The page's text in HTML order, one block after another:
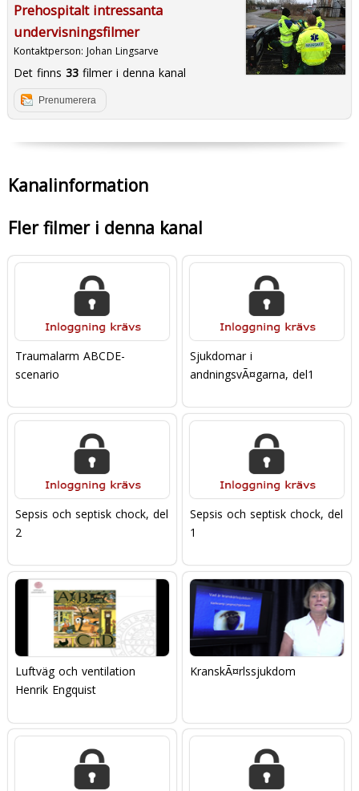
Prehospitalt intressanta
undervisningsfilmer
Kontaktperson: Johan Lingsarve
Det finns 33filmer i denna kanal
Prenumerera
Kanalinformation
Fler filmer i denna kanal
Traumalarm ABCDE-
scenario
Sjukdomar i
andningsvÃ¤garna, del1
Sepsis och septisk chock, del
2
Sepsis och septisk chock, del
1
Luftväg och ventilation
Henrik Engquist
KranskÃ¤rlssjukdom